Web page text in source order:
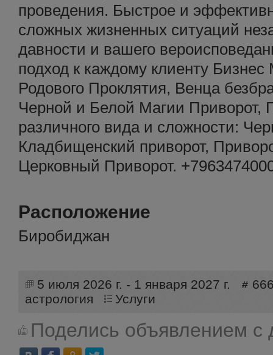
проведения. Быстрое и
сложных жизненных ситуаций
давности и вашего
подход к каждому клиенту
Родового Проклятия, Венца
Черной и Белой Магии Приворот,
различного вида и сложности:
Кладбищенский приворот,
Церковный Приворот.
Расположение
Биробиджан
5 июля 2026 г. - 1 января 2027 г.
астрология
Услуги
Поделись объявлением с